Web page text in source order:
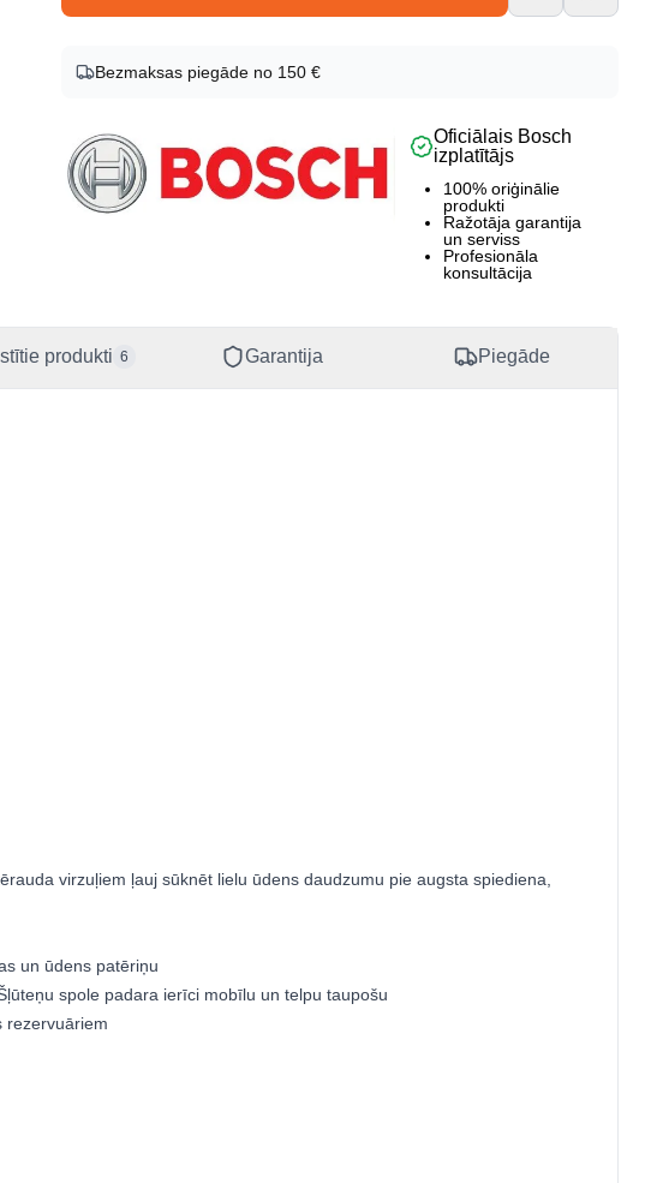
Preces kods
0600910600
EAN
Bezmaksas piegāde no 150 €
Oficiālais Bosch
izplatītājs
100% oriģinālie
produkti
Ražotāja garantija
un serviss
Profesionāla
konsultācija
produkti 6 Garantija Piegāde
virzuļiem ļauj sūknēt lielu ūdens daudzumu pie augsta spiediena,
un ūdens patēriņu
spole padara ierīci mobīlu un telpu taupošu
rezervuāriem